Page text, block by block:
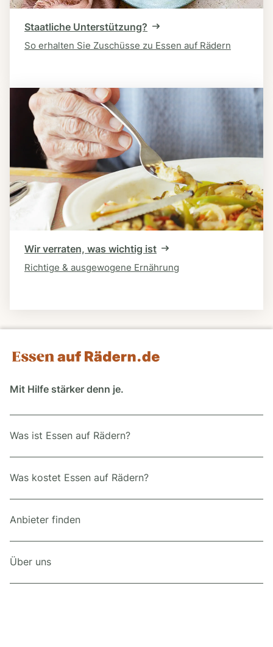
Staatliche Unterstützung?
So erhalten Sie Zuschüsse zu Essen auf Rädern
Wir verraten, was wichtig ist
Richtige & ausgewogene Ernährung
Mit Hilfe stärker denn je.
Was ist Essen auf Rädern?
Was kostet Essen auf Rädern?
Anbieter finden
Über uns